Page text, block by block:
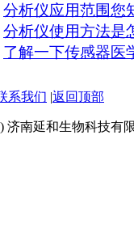
分析仪应用范围您
分析仪使用方法是
了解一下传感器医
系我们 |返回顶部
) 济南延和生物科技有